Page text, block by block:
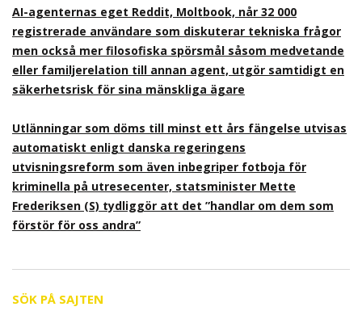
AI-agenternas eget Reddit, Moltbook, når 32 000
registrerade användare som diskuterar tekniska frågor
men också mer filosofiska spörsmål såsom medvetande
eller familjerelation till annan agent, utgör samtidigt en
säkerhetsrisk för sina mänskliga ägare
Utlänningar som döms till minst ett års fängelse utvisas
automatiskt enligt danska regeringens
utvisningsreform som även inbegriper fotboja för
kriminella på utresecenter, statsminister Mette
Frederiksen (S) tydliggör att det ”handlar om dem som
förstör för oss andra”
SÖK PÅ SAJTEN